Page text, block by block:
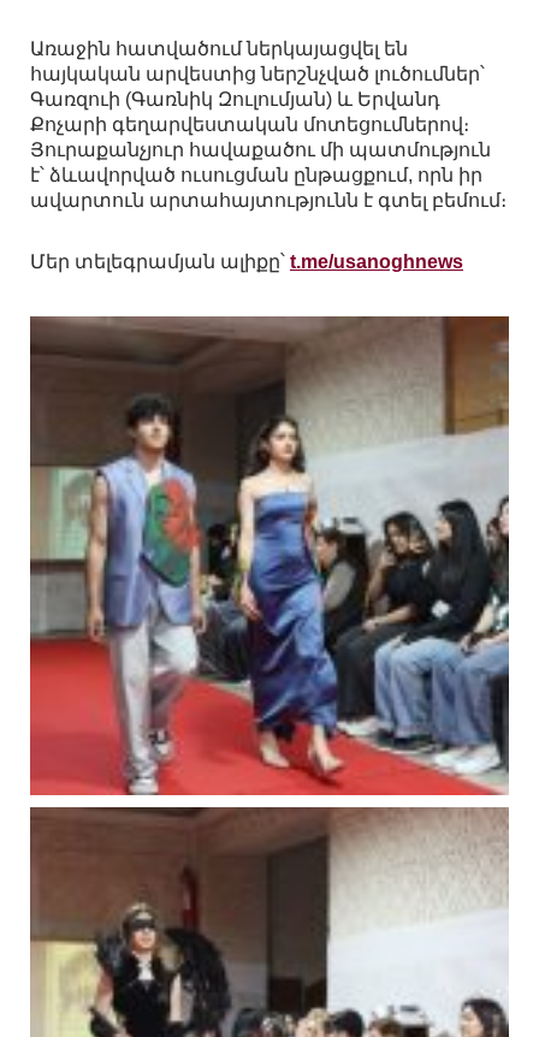
Առաջին հատվածում ներկայացվել են
հայկական արվեստից ներշնչված լուծումներ՝
Գառզուի (Գառնիկ Զուլումյան) և Երվանդ
Քոչարի գեղարվեստական մոտեցումներով։
Յուրաքանչյուր հավաքածու մի պատմություն
է՝ ձևավորված ուսուցման ընթացքում, որն իր
ավարտուն արտահայտությունն է գտել բեմում։
Մեր տելեգրամյան ալիքը՝ t.me/usanoghnews